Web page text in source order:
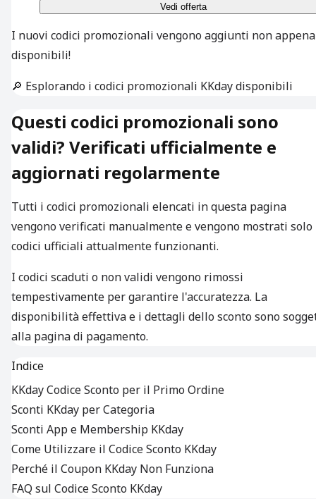
Vedi offerta
I nuovi codici promozionali vengono aggiunti non appena
disponibili!
🔎 Esplorando i codici promozionali KKday disponibili
Questi codici promozionali sono
validi? Verificati ufficialmente e
aggiornati regolarmente
Tutti i codici promozionali elencati in questa pagina
vengono verificati manualmente e vengono mostrati solo
codici ufficiali attualmente funzionanti.
I codici scaduti o non validi vengono rimossi
tempestivamente per garantire l'accuratezza. La
disponibilità effettiva e i dettagli dello sconto sono
alla pagina di pagamento.
Indice
KKday Codice Sconto per il Primo Ordine
Sconti KKday per Categoria
Sconti App e Membership KKday
Come Utilizzare il Codice Sconto KKday
Perché il Coupon KKday Non Funziona
FAQ sul Codice Sconto KKday